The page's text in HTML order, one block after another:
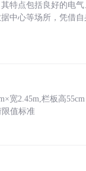
特点包括良好的电
中心等场所，凭借
宽2.45m,栏板高
值标准